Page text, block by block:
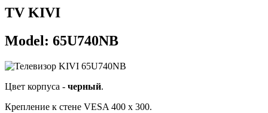
TV KIVI
Model: 65U740NB
Цвет корпуса - черный.
Крепление к стене VESA 400 x 300.